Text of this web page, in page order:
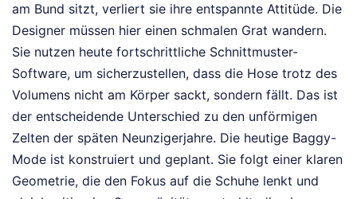
am Bund sitzt, verliert sie ihre entspannte Attitüde. Die
Designer müssen hier einen schmalen Grat wandern.
Sie nutzen heute fortschrittliche Schnittmuster-
Software, um sicherzustellen, dass die Hose trotz des
Volumens nicht am Körper sackt, sondern fällt. Das ist
der entscheidende Unterschied zu den unförmigen
Zelten der späten Neunzigerjahre. Die heutige Baggy-
Mode ist konstruiert und geplant. Sie folgt einer klaren
Geometrie, die den Fokus auf die Schuhe lenkt und